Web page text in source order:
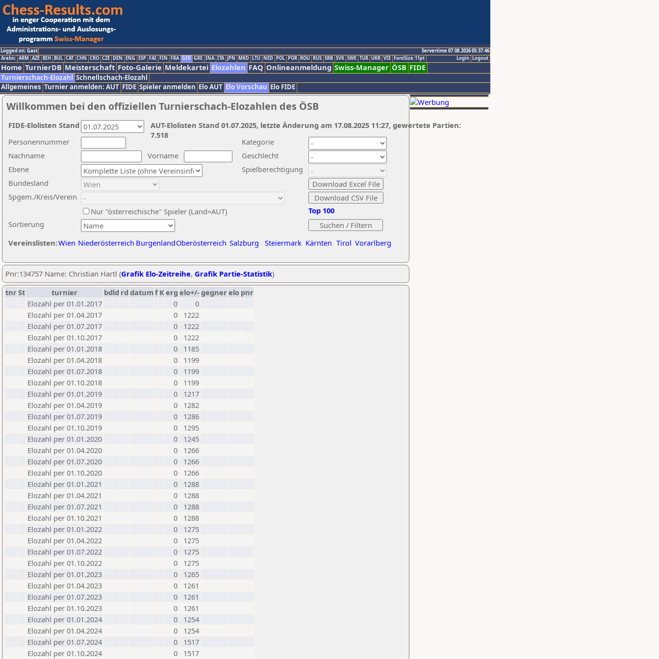
Logged on: Gast
Servertime 07.08.2026 05:37:46
Logout
Login
Arabic ARM AZE BIH BUL CAT CHN CRO CZE DEN ENG ESP FAI FIN FRA GER GRE INA ITA JPN MKD LTU NED POL POR ROU RUS SRB SVK SWE TUR UKR VIE FontSize:11pt
Home TurnierDB Meisterschaft Foto-Galerie Meldekartei Elozahlen FAQ Onlineanmeldung Swiss-Manager ÖSB FIDE
Turnierschach-Elozahl Schnellschach-Elozahl
Allgemeines Turnier anmelden: AUT FIDE Spieler anmelden Elo AUT Elo Vorschau Elo FIDE
Willkommen bei den offiziellen Turnierschach-Elozahlen des ÖSB
Nachname
Vorname
Ebene
Kategorie
Sortierung
Personennummer
Bundesland
Spgem./Kreis/Verein
Geschlecht
Nur "österreichische" Spieler (Land=AUT)
Spielberechtigung
Vereinslisten:Wien Niederösterreich BurgenlandOberösterreich Salzburg Steiermark Kärnten Tirol Vorarlberg
Top 100
AUT-Elolisten Stand 01.07.2025, letzte Änderung am 17.08.2025 11:27, gewertete Partien:
7.518
FIDE-Elolisten Stand
Pnr:134757 Name: Christian Hartl (Grafik Elo-Zeitreihe, Grafik Partie-Statistik)
tnrSt turnier bdld rd datumf Kerg elo+/-gegnerelo pnr
Elozahl per 01.01.2017
0
0
Elozahl per 01.04.2017
0
1222
Elozahl per 01.07.2017
0
1222
Elozahl per 01.10.2017
0
1222
Elozahl per 01.01.2018
0
1185
Elozahl per 01.04.2018
0
1199
Elozahl per 01.07.2018
0
1199
Elozahl per 01.10.2018
0
1199
Elozahl per 01.01.2019
0
1217
Elozahl per 01.04.2019
0
1282
Elozahl per 01.07.2019
0
1286
Elozahl per 01.10.2019
0
1295
Elozahl per 01.01.2020
0
1245
Elozahl per 01.04.2020
0
1266
Elozahl per 01.07.2020
0
1266
Elozahl per 01.10.2020
0
1266
Elozahl per 01.01.2021
0
1288
Elozahl per 01.04.2021
0
1288
Elozahl per 01.07.2021
0
1288
Elozahl per 01.10.2021
0
1288
Elozahl per 01.01.2022
0
1275
Elozahl per 01.04.2022
0
1275
Elozahl per 01.07.2022
0
1275
Elozahl per 01.10.2022
0
1275
Elozahl per 01.01.2023
0
1265
Elozahl per 01.04.2023
0
1261
Elozahl per 01.07.2023
0
1261
Elozahl per 01.10.2023
0
1261
Elozahl per 01.01.2024
0
1254
Elozahl per 01.04.2024
0
1254
Elozahl per 01.07.2024
0
1517
Elozahl per 01.10.2024
0 1517